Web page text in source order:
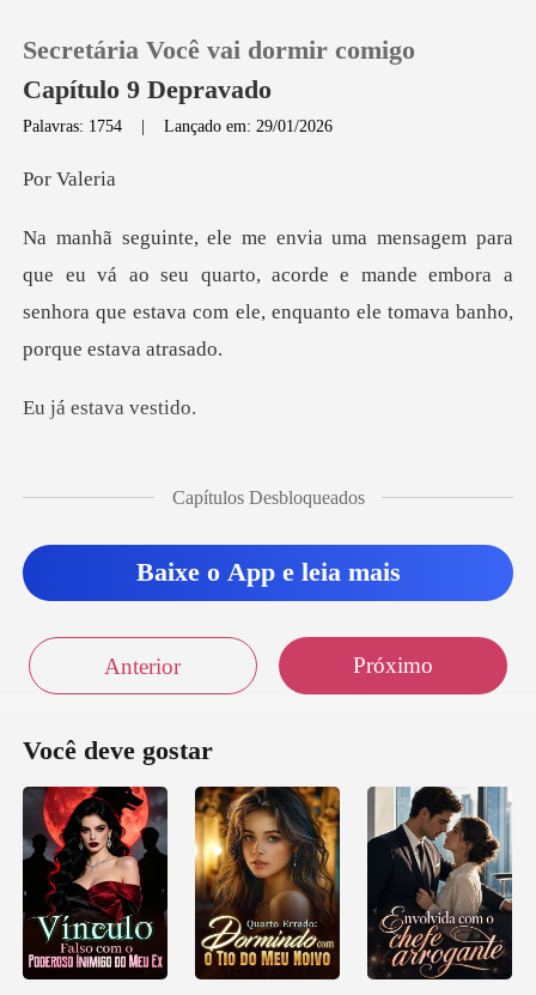
Loja
Histórico
Secretária Você vai dormir comigo
Capítulo 9 Depravado
Palavras: 1754 |Lançado em: 29/01/2026
Va
ao seu quarto, acorde e mande embora a
senhora que estava
stava v
ele de fo
Capítulos Desbloqueados
Baixe o App e leia mais
Anterior Próximo
Você deve gostar